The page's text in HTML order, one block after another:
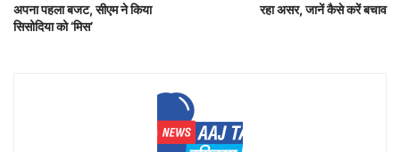
अपना पहला बजट, सीएम ने किया
सिसोदिया को ‘मिस’
रहा असर, जानें कैसे करें बचाव